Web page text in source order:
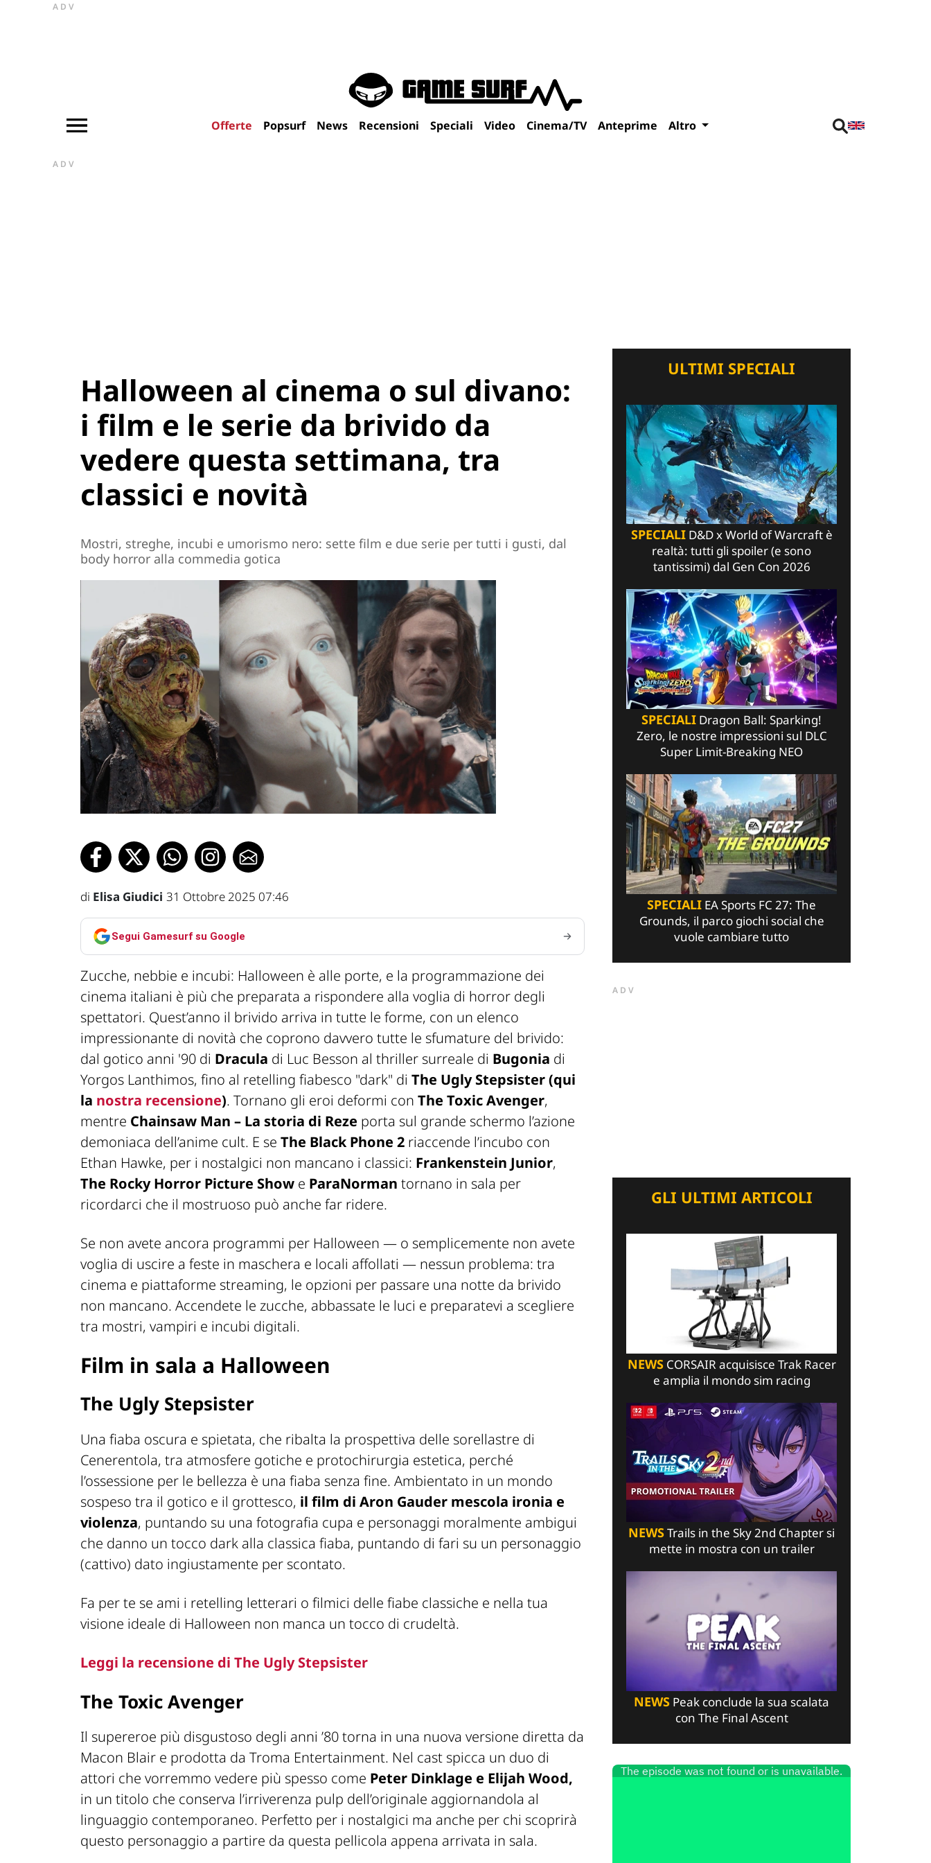
ADV
Offerte Popsurf News Recensioni Speciali Video Cinema/TV Anteprime Altro
ADV
Halloween al cinema o sul divano:
i film e le serie da brivido da
vedere questa settimana, tra
classici e novità
Mostri, streghe, incubi e umorismo nero: sette film e due serie per tutti i gusti, dal
body horror alla commedia gotica
di Elisa Giudici 31 Ottobre 2025 07:46
Segui Gamesurf su Google
Zucche, nebbie e incubi: Halloween è alle porte, e la programmazione dei
cinema italiani è più che preparata a rispondere alla voglia di horror degli
spettatori. Quest’anno il brivido arriva in tutte le forme, con un elenco
impressionante di novità che coprono davvero tutte le sfumature del brivido:
dal gotico anni '90 di Dracula di Luc Besson al thriller surreale di Bugonia di
Yorgos Lanthimos, fino al retelling fiabesco "dark" di The Ugly Stepsister (qui
la nostra recensione). Tornano gli eroi deformi con The Toxic Avenger,
mentre Chainsaw Man – La storia di Reze porta sul grande schermo l’azione
demoniaca dell’anime cult. E se The Black Phone 2 riaccende l’incubo con
Ethan Hawke, per i nostalgici non mancano i classici: Frankenstein Junior,
The Rocky Horror Picture Show e ParaNorman tornano in sala per
ricordarci che il mostruoso può anche far ridere.
Se non avete ancora programmi per Halloween — o semplicemente non avete
voglia di uscire a feste in maschera e locali affollati — nessun problema: tra
cinema e piattaforme streaming, le opzioni per passare una notte da brivido
non mancano. Accendete le zucche, abbassate le luci e preparatevi a scegliere
tra mostri, vampiri e incubi digitali.
Film in sala a Halloween
The Ugly Stepsister
Una fiaba oscura e spietata, che ribalta la prospettiva delle sorellastre di
Cenerentola, tra atmosfere gotiche e protochirurgia estetica, perché
l’ossessione per le bellezza è una fiaba senza fine. Ambientato in un mondo
sospeso tra il gotico e il grottesco, il film di Aron Gauder mescola ironia e
violenza, puntando su una fotografia cupa e personaggi moralmente ambigui
che danno un tocco dark alla classica fiaba, puntando di fari su un personaggio
(cattivo) dato ingiustamente per scontato.
Fa per te se ami i retelling letterari o filmici delle fiabe classiche e nella tua
visione ideale di Halloween non manca un tocco di crudeltà.
Leggi la recensione di The Ugly Stepsister
The Toxic Avenger
Il supereroe più disgustoso degli anni ’80 torna in una nuova versione diretta da
Macon Blair e prodotta da Troma Entertainment. Nel cast spicca un duo di
attori che vorremmo vedere più spesso come Peter Dinklage e Elijah Wood,
in un titolo che conserva l’irriverenza pulp dell’originale aggiornandola al
linguaggio contemporaneo. Perfetto per i nostalgici ma anche per chi scoprirà
questo personaggio a partire da questa pellicola appena arrivata in sala.
ULTIMI SPECIALI
SPECIALID&D x World of Warcraft è
realtà: tutti gli spoiler (e sono
tantissimi) dal Gen Con 2026
SPECIALI Dragon Ball: Sparking!
Zero, le nostre impressioni sul DLC
Super Limit-Breaking NEO
SPECIALI EA Sports FC 27: The
Grounds, il parco giochi social che
vuole cambiare tutto
ADV
GLI ULTIMI ARTICOLI
NEWSCORSAIR acquisisce Trak Racer
e amplia il mondo sim racing
NEWSTrails in the Sky 2nd Chapter si
mette in mostra con un trailer
NEWS Peak conclude la sua scalata
con The Final Ascent